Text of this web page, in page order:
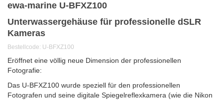
ewa-marine U-BFXZ100
Unterwassergehäuse für professionelle dSLR
Kameras
Bestellcode: U-BFXZ100
Eröffnet eine völlig neue Dimension der professionellen
Fotografie:
Das U-BFXZ100 wurde speziell für den professionellen
Fotografen und seine digitale Spiegelreflexkamera (wie die Nikon